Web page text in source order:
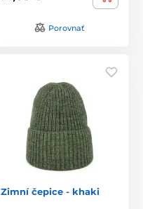
Porovnať
Zimní čepice - khaki